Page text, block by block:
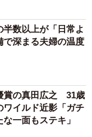
半数以上が「日常よ
深まる夫婦の温度
賞の真田広之 31歳
ワイルド近影「ガチ
一面もステキ」